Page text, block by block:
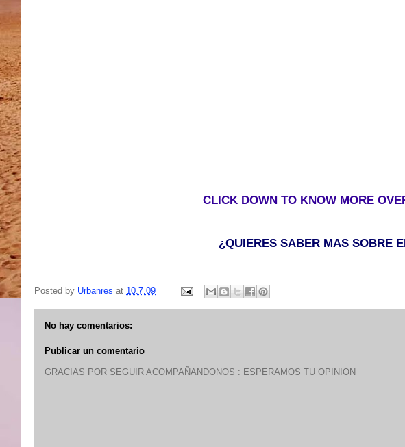
CLICK DOWN TO KNOW MORE
¿QUIERES SABER MAS SOBRE
Posted by Urbanres at 10.7.09
No hay comentarios:
Publicar un comentario
GRACIAS POR SEGUIR ACOMPAÑANDONOS : ESPERAMOS TU OPINION